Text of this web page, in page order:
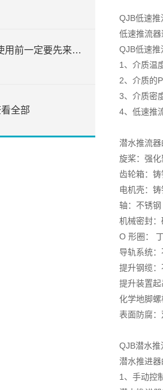
低速推流器在使用前一定要先来了解下这些
全部
QJB低速
低速推流
QJB低速
1、介质温
2、介质的
3、介质密
4、低速推
潜水推流
旋桨：强
齿轮箱：
电机壳：
轴：不锈钢
机械密封
O 形圈：
导轨系统
提升钢缆
提升装置
化学地脚
表面防腐
QJB潜水
潜水推进
1、手动控